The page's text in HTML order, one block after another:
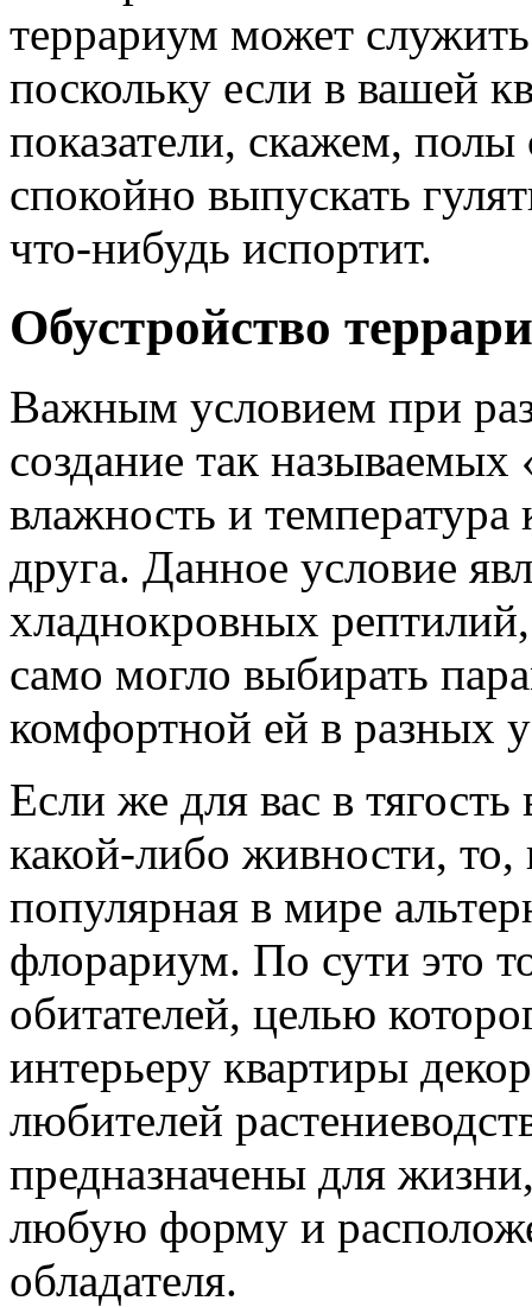
террариум может
поскольку если в вашей
показатели, скажем,
спокойно выпускать
что-нибудь испортит.
Обустройство
Важным условием при
создание так называемых
влажность и температура
друга. Данное условие
хладнокровных
само могло выбирать
комфортной ей в разных
Если же для вас в
какой-либо живности, то,
популярная в мире
флорариум. По сути это
обитателей, целью
интерьеру квартиры
любителей
предназначены для
любую форму и
обладателя.